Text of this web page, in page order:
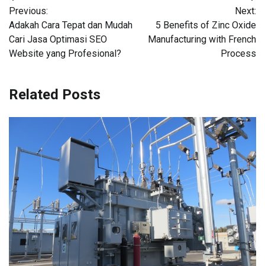
navigation
Previous:
Adakah Cara Tepat dan Mudah
Cari Jasa Optimasi SEO
Website yang Profesional?
Next:
5 Benefits of Zinc Oxide
Manufacturing with French
Process
Related Posts